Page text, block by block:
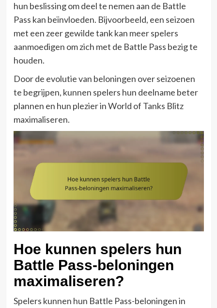
hun beslissing om deel te nemen aan de Battle
Pass kan beïnvloeden. Bijvoorbeeld, een seizoen
met een zeer gewilde tank kan meer spelers
aanmoedigen om zich met de Battle Pass bezig te
houden.
Door de evolutie van beloningen over seizoenen
te begrijpen, kunnen spelers hun deelname beter
plannen en hun plezier in World of Tanks Blitz
maximaliseren.
Hoe kunnen spelers hun
Battle Pass-beloningen
maximaliseren?
Spelers kunnen hun Battle Pass-beloningen in